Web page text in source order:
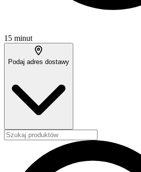
15 minut
Podaj adres dostawy